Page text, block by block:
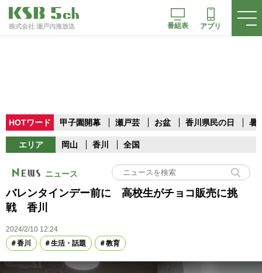
株式会社 瀬戸内海放送 番組表 アプリ
HOTワード 甲子園開幕 瀬戸芸 お盆 香川県民の日 暑
エリア 岡山 香川 全国
ニュース
バレンタインデー前に 高校生がチョコ販売に挑
戦 香川
2024/2/10 12:24
香川
生活・話題 教育